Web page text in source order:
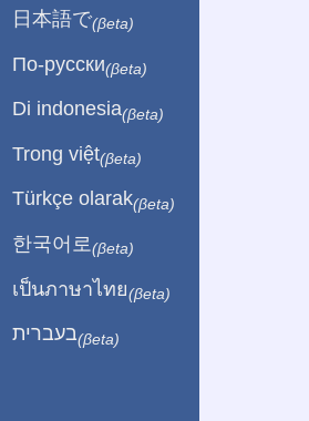
日本語で(βeta)
По-русски(βeta)
Di indonesia(βeta)
Trong việt(βeta)
Türkçe olarak(βeta)
한국어로 (βeta)
เป็นภาษาไทย(βeta)
בעברית(βeta)